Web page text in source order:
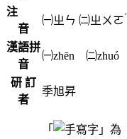
注
音
㈠ㄓㄣ ㈡ㄓㄨㄛˊ
漢語拼
音
㈠zhēn ㈡zhuó
研 訂
者
季旭昇
「 」為